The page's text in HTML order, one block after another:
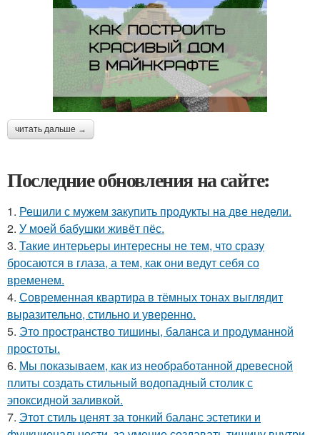
читать дальше →
Последние обновления на сайте:
1. Решили с мужем закупить продукты на две недели.
2. У моей бабушки живёт пёс.
3. Такие интерьеры интересны не тем, что сразу
бросаются в глаза, а тем, как они ведут себя со
временем.
4. Современная квартира в тёмных тонах выглядит
выразительно, стильно и уверенно.
5. Это пространство тишины, баланса и продуманной
простоты.
6. Мы показываем, как из необработанной древесной
плиты создать стильный водопадный столик с
эпоксидной заливкой.
7. Этот стиль ценят за тонкий баланс эстетики и